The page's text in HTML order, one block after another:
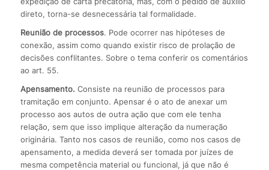
direto, torna-se desnecessária tal formalidade.
Reunião de processos. Pode ocorrer nas hipóteses de
conexão, assim como quando existir risco de prolação de
decisões conflitantes. Sobre o tema conferir os comentários
ao art. 55.
Apensamento. Consiste na reunião de processos para
tramitação em conjunto. Apensar é o ato de anexar um
processo aos autos de outra ação que com ele tenha
relação, sem que isso implique alteração da numeração
originária. Tanto nos casos de reunião, como nos casos de
apensamento, a medida deverá ser tomada por juízes de
mesma competência material ou funcional, já que não é